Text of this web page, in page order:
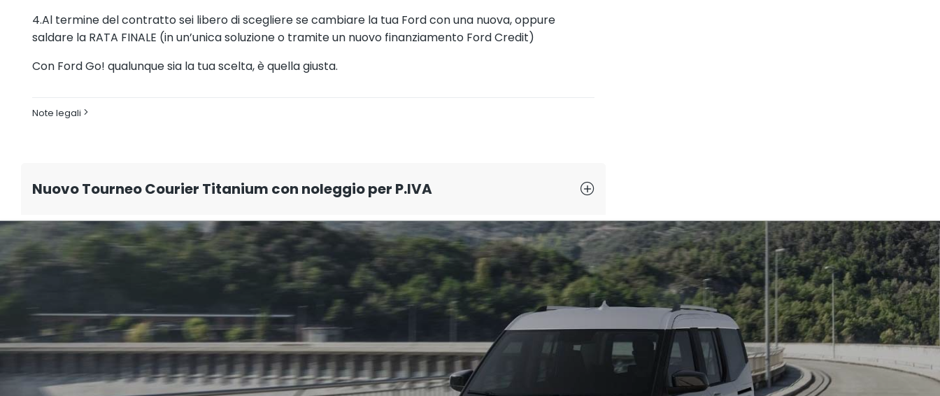
4.Al termine del contratto sei libero di scegliere se cambiare la tua Ford con una nuova, oppure
saldare la RATA FINALE (in un’unica soluzione o tramite un nuovo finanziamento Ford Credit)
Con Ford Go! qualunque sia la tua scelta, è quella giusta.
Note legali
Nuovo Tourneo Courier Titanium con noleggio per P.IVA